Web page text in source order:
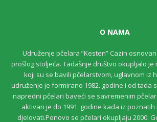
O NAMA
Udruženje pčelara ”Kesten” Cazin
prošlog stoljeća. Tadašnje društvo okupljalo
koji su se bavili pčelarstvom, uglavnom iz
udruženje je formirano 1982. godine i od tada
napredni pčelari baveći se savremenim
aktivan je do 1991. godine kada iz
djelovati.Ponovo se pčelari okupljaju 2000.